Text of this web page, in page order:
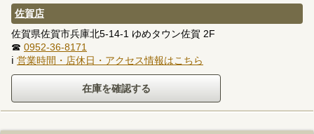
佐賀店
佐賀県佐賀市兵庫北5-14-1 ゆめタウン佐賀 2F
☎ 0952-36-8171
ℹ 営業時間・店休日・アクセス情報はこちら